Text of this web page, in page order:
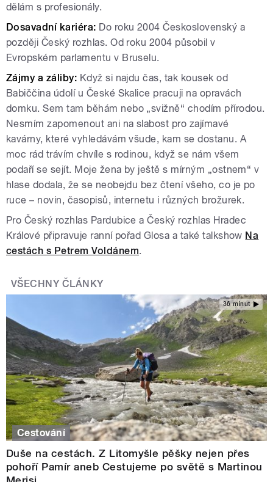
dělám s profesionály.
Dosavadní kariéra: Do roku 2004 Československý a
později Český rozhlas. Od roku 2004 působil v
Evropském parlamentu v Bruselu.
Zájmy a záliby: Když si najdu čas, tak kousek od
Babiččina údolí u České Skalice pracuji na opravách
domku. Sem tam běhám nebo „svižně“ chodím přírodou.
Nesmím zapomenout ani na slabost pro zajímavé
kavárny, které vyhledávám všude, kam se dostanu. A
moc rád trávím chvíle s rodinou, když se nám všem
podaří se sejít. Moje žena by ještě s mírným „ostnem“ v
hlase dodala, že se neobejdu bez čtení všeho, co je po
ruce – novin, časopisů, internetu i různých brožurek.
Pro Český rozhlas Pardubice a Český rozhlas Hradec
Králové připravuje ranní pořad Glosa a také talkshow Na
cestách s Petrem Voldánem.
VŠECHNY ČLÁNKY
36 minut
Cestování
Duše na cestách. Z Litomyšle pěšky nejen přes
pohoří Pamír aneb Cestujeme po světě s Martinou